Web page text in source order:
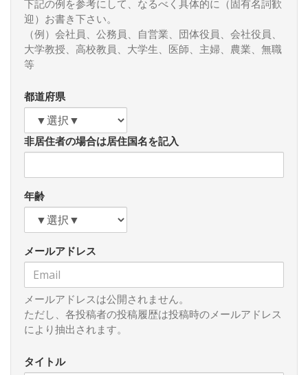
す。中国憲法上、自身の３期目の人事と首相の李克強氏の任
期が２３年３月までで、その後任の話をする必要があるから
です。李氏については時間的には１年半以上もあるのです
が、党内派閥の整理から始めるにはそれぐらい時間がかか
る、ということかと思います。ただ、「習近平、派閥を相手
にはあります。
一方、自身の任期については終身ないし、あと５年かける
３回、すなわち１５年など様々な見解が飛び交います。１５
年説というのは同国の一部の中期計画がそうなっているから
ので自身の年齢に合わせているという見解もあります。いず
れにせよ習体制の足場固めに入っているとみてよいと思いま
す。
上げました。その後、アリババの金融子会社のアント社の２
日前の上場中止命令、滴滴の当局の警告を無視した米国上場
に対する仕打ちなどでわかるように、政府は資本の力をベー
スに拡大路線を取る私企業を本気で潰しにかかります。これ
は金を儲ける⇒共産党の考え方と相反⇒党支配に於ける不穏
な分子⇒資本家思想を完全抹消という流れを想定した展開か
と思います。（つづく）
下記の例を参考にして、なるべく具体的に（固有名詞歓
迎）お書き下さい。
（例）会社員、公務員、自営業、団体役員、会社役員、
大学教授、高校教員、大学生、医師、主婦、農業、無職
等
都道府県
非居住者の場合は居住国名を記入
年齢
メールアドレス
メールアドレスは公開されません。
ただし、各投稿者の投稿履歴は投稿時のメールアドレス
により抽出されます。
タイトル